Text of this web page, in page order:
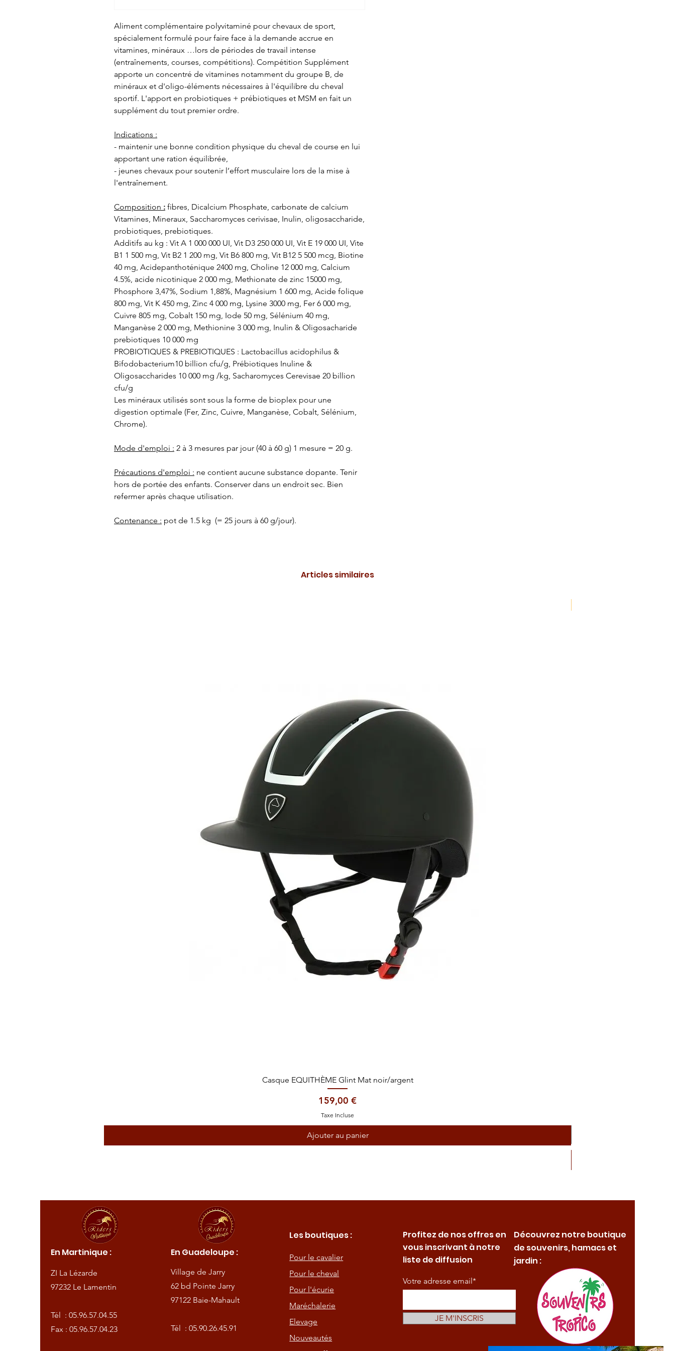
Aliment complémentaire polyvitaminé pour chevaux de sport,
spécialement formulé pour faire face à la demande accrue en
vitamines, minéraux …lors de périodes de travail intense
(entraînements, courses, compétitions). Compétition Supplément
apporte un concentré de vitamines notamment du groupe B, de
minéraux et d'oligo-éléments nécessaires à l'équilibre du cheval
sportif. L'apport en probiotiques + prébiotiques et MSM en fait un
supplément du tout premier ordre.
Indications :
- maintenir une bonne condition physique du cheval de course en lui
apportant une ration équilibrée,
- jeunes chevaux pour soutenir l’effort musculaire lors de la mise à
l'entraînement.
Composition : fibres, Dicalcium Phosphate, carbonate de calcium
Vitamines, Mineraux, Saccharomyces cerivisae, Inulin, oligosaccharide,
probiotiques, prebiotiques.
Additifs au kg : Vit A 1 000 000 UI, Vit D3 250 000 UI, Vit E 19 000 UI, Vite
B1 1 500 mg, Vit B2 1 200 mg, Vit B6 800 mg, Vit B12 5 500 mcg, Biotine
40 mg, Acidepanthoténique 2400 mg, Choline 12 000 mg, Calcium
4.5%, acide nicotinique 2 000 mg, Methionate de zinc 15000 mg,
Phosphore 3,47%, Sodium 1,88%, Magnésium 1 600 mg, Acide folique
800 mg, Vit K 450 mg, Zinc 4 000 mg, Lysine 3000 mg, Fer 6 000 mg,
Cuivre 805 mg, Cobalt 150 mg, Iode 50 mg, Sélénium 40 mg,
Manganèse 2 000 mg, Methionine 3 000 mg, Inulin & Oligosacharide
prebiotiques 10 000 mg
PROBIOTIQUES & PREBIOTIQUES : Lactobacillus acidophilus &
Bifodobacterium10 billion cfu/g, Prébiotiques Inuline &
Oligosaccharides 10 000 mg /kg, Sacharomyces Cerevisae 20 billion
cfu/g
Les minéraux utilisés sont sous la forme de bioplex pour une
digestion optimale (Fer, Zinc, Cuivre, Manganèse, Cobalt, Sélénium,
Chrome).
Mode d'emploi : 2 à 3 mesures par jour (40 à 60 g) 1 mesure = 20 g.
Précautions d'emploi : ne contient aucune substance dopante. Tenir
hors de portée des enfants. Conserver dans un endroit sec. Bien
refermer après chaque utilisation.
Contenance : pot de 1.5 kg (= 25 jours à 60 g/jour).
Articles similaires
Aperçu rapide
Casque EQUITHÈME Glint Mat noir/argent
Prix
159,00 €
Taxe Incluse
Ajouter au panier
En Martinique :
ZI La Lézarde
97232 Le Lamentin
Tél :05.96.57.04.55
Fax : 05.96.57.04.23
En Guadeloupe :
Village de Jarry
62 bd Pointe Jarry
97122 Baie-Mahault
Tél : 05.90.26.45.91
Les boutiques :
Pour le cavalier
Pour le cheval
Pour l'écurie
Maréchalerie
Elevage
Nouveautés
Profitez de nos offres en
vous inscrivant à notre
liste de diffusion
Votre adresse email*
JE M'INSCRIS
Découvrez notre boutique
de souvenirs, hamacs et
jardin :